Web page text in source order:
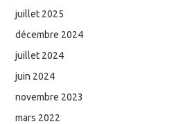
juillet 2025
décembre 2024
juillet 2024
juin 2024
novembre 2023
mars 2022